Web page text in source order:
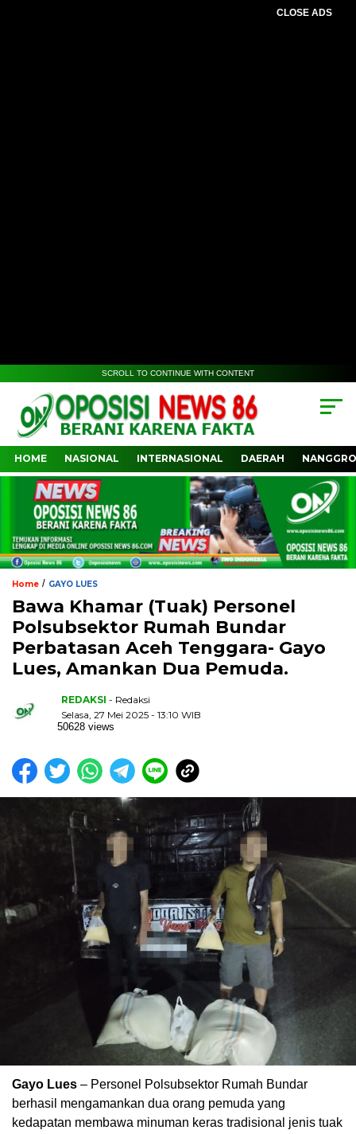
CLOSE ADS
SCROLL TO CONTINUE WITH CONTENT
HOME NASIONAL INTERNASIONAL DAERAH
Home / GAYO LUES
Bawa Khamar (Tuak) Personel
Polsubsektor Rumah Bundar
Perbatasan Aceh Tenggara- Gayo
Lues, Amankan Dua Pemuda.
REDAKSI - Redaksi
Selasa, 27 Mei 2025 - 13:10 WIB
50628 views
Gayo Lues – Personel Polsubsektor Rumah Bundar
berhasil mengamankan dua orang pemuda yang
kedapatan membawa minuman keras tradisional jenis tuak